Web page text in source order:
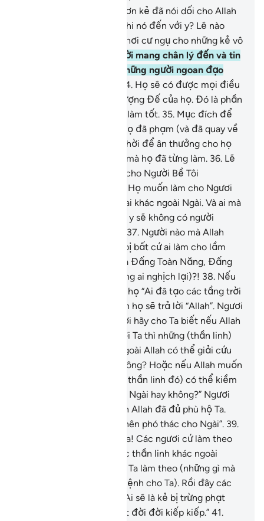
Vậy còn ai sai quấy hơn kẻ đã nói dối cho Allah
và đã phủ nhận chân lý khi nó đến với y? Lẽ nào
Hỏa Ngục không phải là nơi cư ngụ cho những kẻ vô
Những người mang chân lý đến và tin
nơi nó, họ đích thực là những người ngoan đạo
34. Họ sẽ có được mọi điều
mà họ ước muốn nơi Thượng Đế của họ. Đó là phần
thưởng của những người làm tốt. 35. Mục đích để
Allah xóa các tội lỗi mà họ đã phạm (và đã quay về
sám hối với Ngài) đồng thời để ân thưởng cho họ
bởi những điều tốt nhất mà họ đã từng làm. 36. Lẽ
nào Allah không đủ giúp cho Người Bề Tôi
(Muhammad) của Ngài?! Họ muốn làm cho Ngươi
(hỡi Thiên Sứ) sợ những ai khác ngoài Ngài. Và ai mà
Allah làm cho lầm lạc thì y sẽ không có người
37. Người nào mà Allah
hướng dẫn thì sẽ không bị bất cứ ai làm cho lầm
lạc. Lẽ nào Allah không là Đấng Toàn Năng, Đấng
Báo Thù (trừng phạt những ai nghịch lại)?! 38. Nếu
Ngươi (hỡi Thiên Sứ) hỏi họ “Ai đã tạo các tầng trời
và trái đất” thì chắc chắn họ sẽ trả lời “Allah”. Ngươi
hãy nói với họ: “Các ngươi hãy cho Ta biết nếu Allah
muốn tai họa xảy đến với Ta thì những (thần linh)
mà các ngươi khấn vái ngoài Allah có thể giải cứu
Ta khỏi tai họa đó hay không? Hoặc nếu Allah muốn
thương xót Ta thì (những thần linh đó) có thể kiềm
hãm lòng thương xót của Ngài hay không?” Ngươi
hãy nói với họ: “Một mình Allah đã đủ phù hộ Ta.
Những ai tin cậy (Allah) nên phó thác cho Ngài”. 39.
Ngươi hãy nói: “Hỡi dân ta! Các ngươi cứ làm theo
con đường (thờ cúng các thần linh khác ngoài
Allah) của các ngươi còn Ta làm theo (những gì mà
Thượng Đế của Ta đã ra lệnh cho Ta). Rồi đây các
“Ai sẽ là kẻ bị trừng phạt
nhục nhã và bị trừng phạt đời đời kiếp kiếp.” 41.